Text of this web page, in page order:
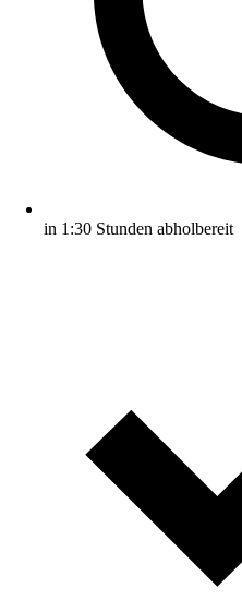
in 1:30 Stunden abholbereit